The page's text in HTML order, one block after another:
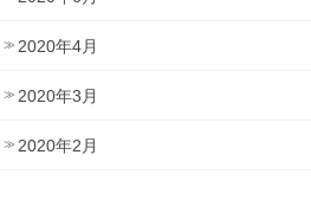
2020年4月
2020年3月
2020年2月